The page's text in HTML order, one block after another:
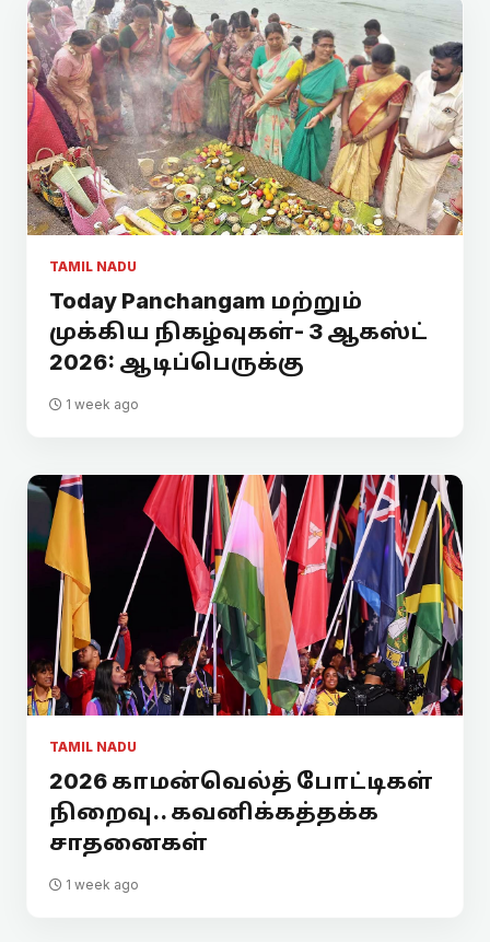
TAMIL NADU
Today Panchangam மற்றும்
முக்கிய நிகழ்வுகள்- 3 ஆகஸ்ட்
2026: ஆடிப்பெருக்கு
1 week ago
TAMIL NADU
2026 காமன்வெல்த் போட்டிகள்
நிறைவு.. கவனிக்கத்தக்க
சாதனைகள்
1 week ago